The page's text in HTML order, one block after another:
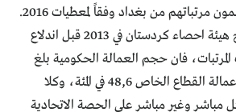
الحكومة الكردية ويتسلمون مرتباتهم من بغداد وفقاً لمعطيات 2016.
لكن رسمياً، ووفقاً لمسح هيئة احصاء كردستان في 2013 قبل اندلاع
فان حجم العمالة الحكومية بلغ
50,6 في المئة فيما كانت عمالة القطاع الخاص 48,6 في المئة، وكلا
مباشر وغير مباشر على الحصة الاتحادية